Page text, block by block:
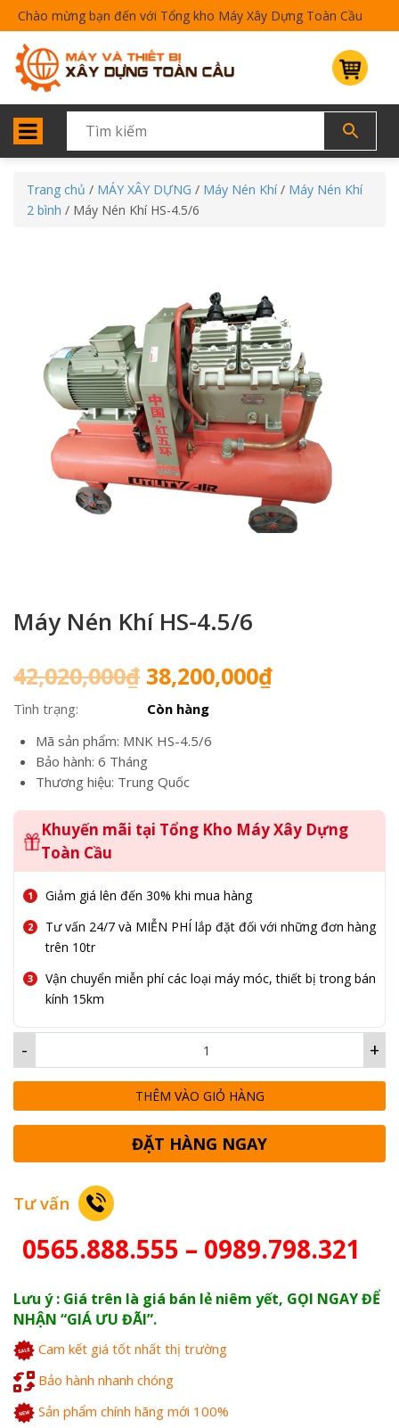
Chào mừng bạn đến với Tổng kho Máy Xây Dựng Toàn Cầu
Trang chủ / MÁY XÂY DỰNG / Máy Nén Khí/ Máy Nén Khí
2 bình / Máy Nén Khí HS-4.5/6
Máy Nén Khí HS-4.5/6
42,020,000₫ Giá
gốc
là:
42,020,000₫.
38,200,000₫Giá
Tình trạng:
Còn hàng
Mã sản phẩm: MNK HS-4.5/6
Bảo hành: 6 Tháng
Thương hiệu: Trung Quốc
Khuyến mãi tại Tổng Kho Máy Xây Dựng
Toàn Cầu
Giảm giá lên đến 30% khi mua hàng
Tư vấn 24/7 và MIỄN PHÍ lắp đặt đối với những đơn hàng
trên 10tr
Vận chuyển miễn phí các loại máy móc, thiết bị trong bán
kính 15km
+
-
THÊM VÀO GIỎ HÀNG
ĐẶT HÀNG NGAY
Tư vấn
0565.888.555 – 0989.798.321
Lưu ý : Giá trên là giá bán lẻ niêm yết, GỌI NGAY ĐỂ
NHẬN “GIÁ ƯU ĐÃI”.
Cam kết giá tốt nhất thị trường
Bảo hành nhanh chóng
Sản phẩm chính hãng mới 100%